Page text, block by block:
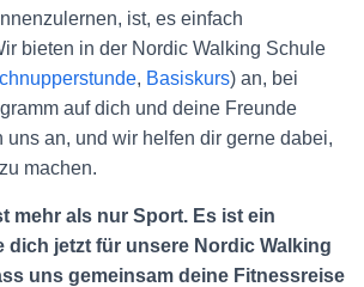
ist, es einfach
bieten in der Nordic Walking Schule
, Basiskurs) an, bei
auf dich und deine Freunde
uns an, und wir helfen dir gerne dabei,
machen.
mehr als nur Sport. Es ist ein
dich jetzt für unsere Nordic Walking
uns gemeinsam deine Fitnessreise